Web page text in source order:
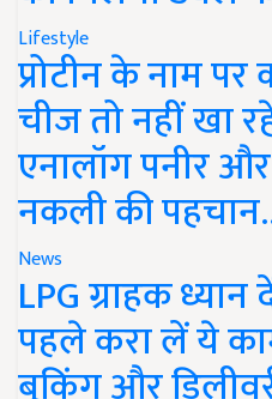
Lifestyle
प्रोटीन के नाम
चीज तो नहीं खा
एनालॉग पनीर
नकली की
News
LPG ग्राहक
पहले करा लें ये